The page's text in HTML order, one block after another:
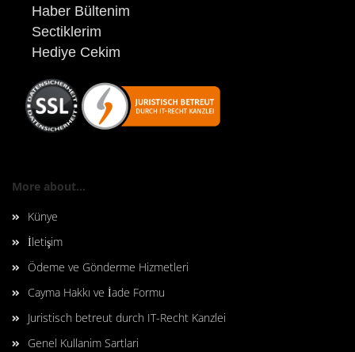
Haber Bültenim
Sectiklerim
Hediye Cekim
More about...
Künye
İletişim
Ödeme ve Gönderme Hizmetleri
Cayma Hakkı ve İade Formu
Juristisch betreut durch IT-Recht Kanzlei
Genel Kullanim Sartlari